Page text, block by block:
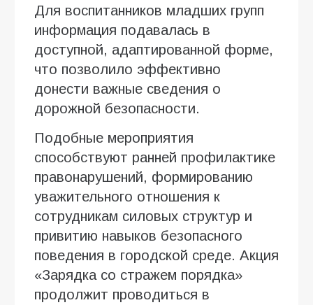
Для воспитанников младших групп
информация подавалась в
доступной, адаптированной форме,
что позволило эффективно
донести важные сведения о
дорожной безопасности.
Подобные мероприятия
способствуют ранней профилактике
правонарушений, формированию
уважительного отношения к
сотрудникам силовых структур и
привитию навыков безопасного
поведения в городской среде. Акция
«Зарядка со стражем порядка»
продолжит проводиться в